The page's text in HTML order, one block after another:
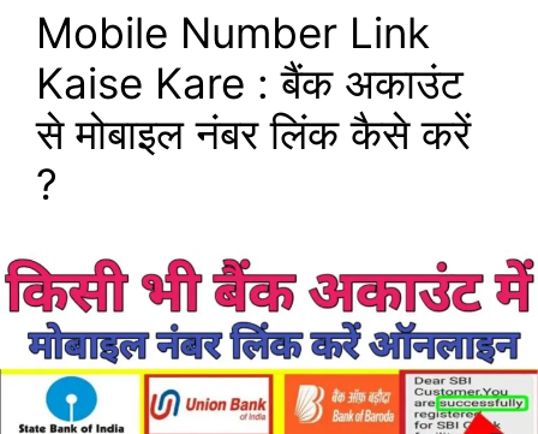
Mobile Number Link
Kaise Kare : बैंक अकाउंट
से मोबाइल नंबर लिंक कैसे करें
?